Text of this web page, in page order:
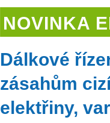
NOVINKA
Dálkové
zásahům
elektřiny,